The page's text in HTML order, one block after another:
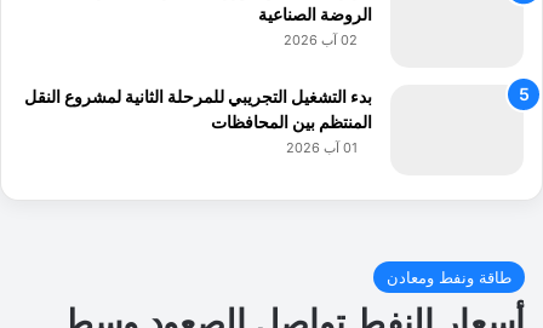
الروضة الصناعية
02 آب 2026
بدء التشغيل التجريبي للمرحلة الثانية لمشروع النقل
المنتظم بين المحافظات
01 آب 2026